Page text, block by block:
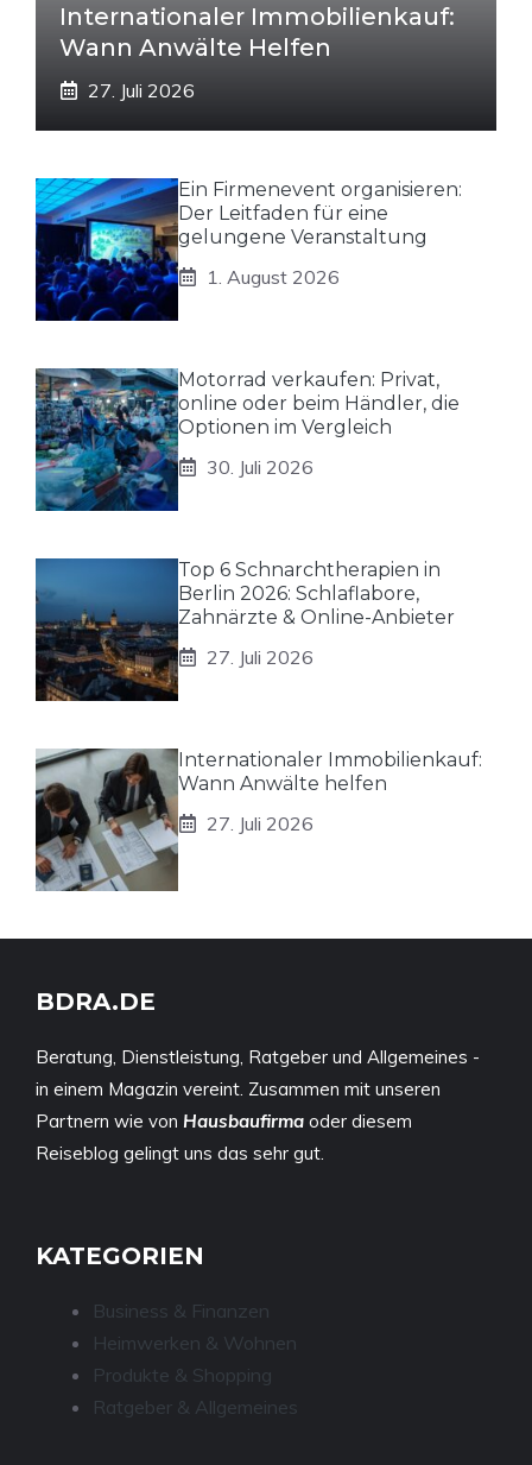
Internationaler Immobilienkauf:
Wann Anwälte Helfen
27. Juli 2026
Ein Firmenevent organisieren:
Der Leitfaden für eine
gelungene Veranstaltung
1. August 2026
Motorrad verkaufen: Privat,
online oder beim Händler, die
Optionen im Vergleich
30. Juli 2026
Top 6 Schnarchtherapien in
Berlin 2026: Schlaflabore,
Zahnärzte & Online-Anbieter
27. Juli 2026
Internationaler Immobilienkauf:
Wann Anwälte helfen
27. Juli 2026
BDRA.DE
Beratung, Dienstleistung, Ratgeber und Allgemeines -
in einem Magazin vereint. Zusammen mit unseren
Partnern wie von Hausbaufirma oder diesem
Reiseblog gelingt uns das sehr gut.
KATEGORIEN
Business & Finanzen
Heimwerken & Wohnen
Produkte & Shopping
Ratgeber & Allgemeines